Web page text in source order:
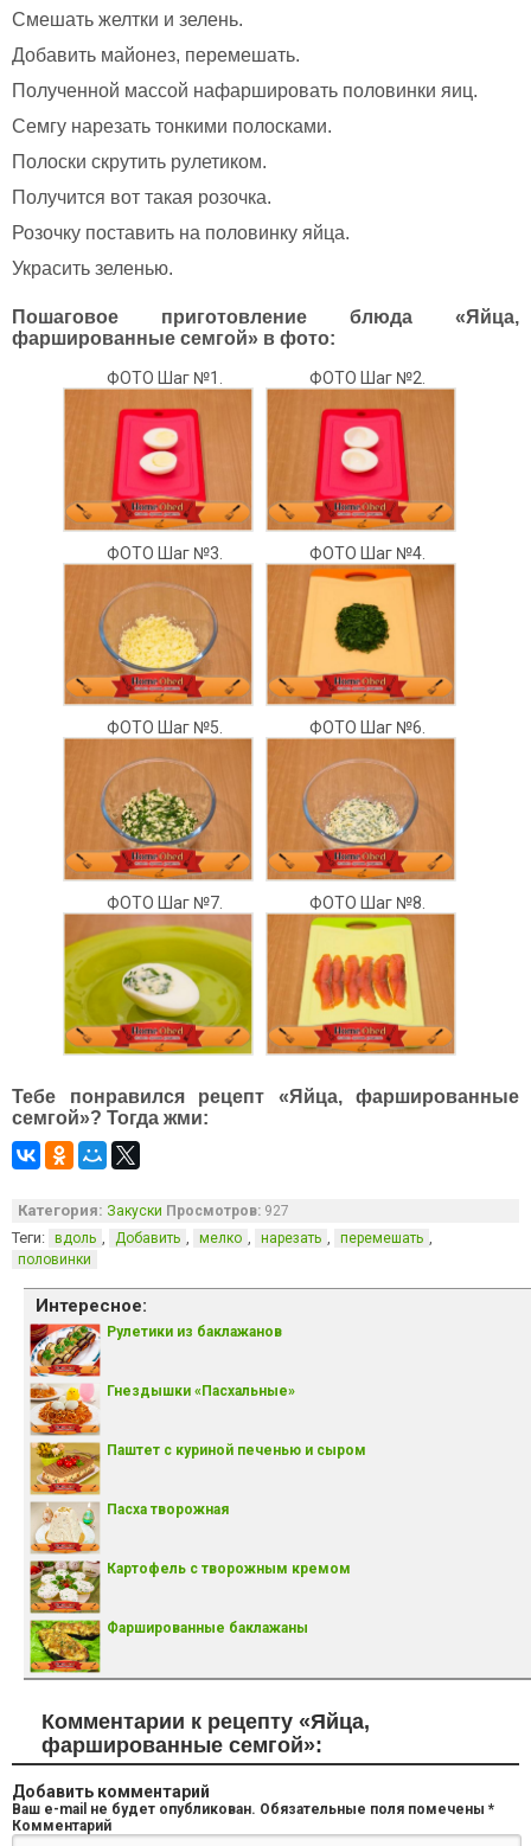
Смешать желтки и зелень.
Добавить майонез, перемешать.
Полученной массой нафаршировать половинки яиц.
Семгу нарезать тонкими полосками.
Полоски скрутить рулетиком.
Получится вот такая розочка.
Розочку поставить на половинку яйца.
Украсить зеленью.
Пошаговое приготовление блюда «Яйца,
фаршированные семгой» в фото:
ФОТО Шаг №1. ФОТО Шаг №2.
ФОТО Шаг №3. ФОТО Шаг №4.
ФОТО Шаг №5. ФОТО Шаг №6.
ФОТО Шаг №7. ФОТО Шаг №8.
Тебе понравился рецепт «Яйца, фаршированные
семгой»? Тогда жми:
Категория: Закуски Просмотров: 927
Теги: вдоль , Добавить , мелко , нарезать , перемешать ,
половинки
Интересное:
Рулетики из баклажанов
Гнездышки «Пасхальные»
Паштет с куриной печенью и сыром
Пасха творожная
Картофель с творожным кремом
Фаршированные баклажаны
Комментарии к рецепту «Яйца,
фаршированные семгой»:
Добавить комментарий
Ваш e-mail не будет опубликован. Обязательные поля помечены *
Комментарий